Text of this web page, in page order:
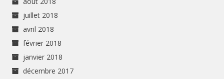
juillet 2018
avril 2018
février 2018
janvier 2018
décembre 2017